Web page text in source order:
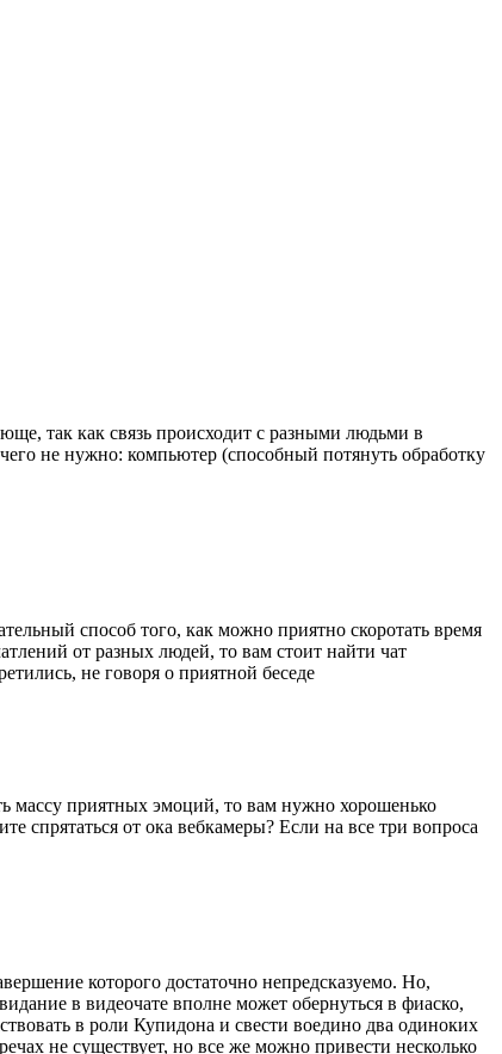
так как связь происходит с разными людьми в
не нужно: компьютер (способный потянуть обработку
способ того, как можно приятно скоротать время
от разных людей, то вам стоит найти чат
не говоря о приятной беседе
массу приятных эмоций, то вам нужно хорошенько
спрятаться от ока вебкамеры? Если на все три вопроса
которого достаточно непредсказуемо. Но,
в видеочате вполне может обернуться в фиаско,
в роли Купидона и свести воедино два одиноких
не существует, но все же можно привести несколько